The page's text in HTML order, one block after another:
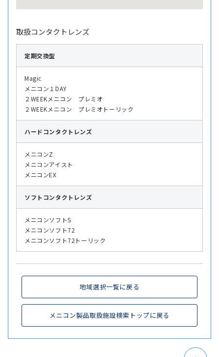
取扱コンタクトレンズ
定期交換型
Magic
メニコン１DAY
２WEEKメニコン プレミオ
２WEEKメニコン プレミオトーリック
ハード コンタクトレンズ
メニコンZ
メニコンアイスト
メニコンEX
ソフト コンタクトレンズ
メニコンソフトS
メニコンソフト72
メニコンソフト72トーリック
地域選択一覧に戻る
メニコン製品取扱施設検索トップに戻る